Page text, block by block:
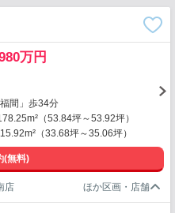
万円
間」歩34分
（53.84坪～53.92坪）
（33.68坪～35.06坪）
(無料)
店